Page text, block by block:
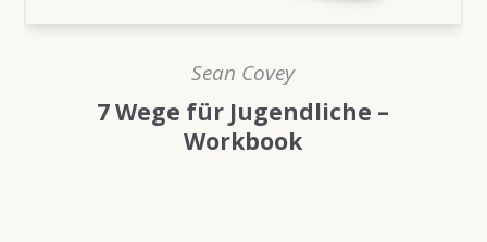
Sean Covey
7 Wege für Jugendliche –
Workbook